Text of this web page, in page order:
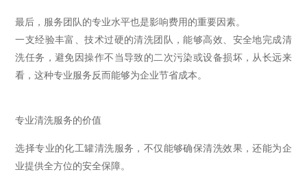
最后，服务团队的专业水平也是影响费用的重要因素。
一支经验丰富、技术过硬的清洗团队，能够高效、安全地完成清
洗任务，避免因操作不当导致的二次污染或设备损坏，从长远来
看，这种专业服务反而能够为企业节省成本。
专业清洗服务的价值
选择专业的化工罐清洗服务，不仅能够确保清洗效果，还能为企
业提供全方位的安全保障。